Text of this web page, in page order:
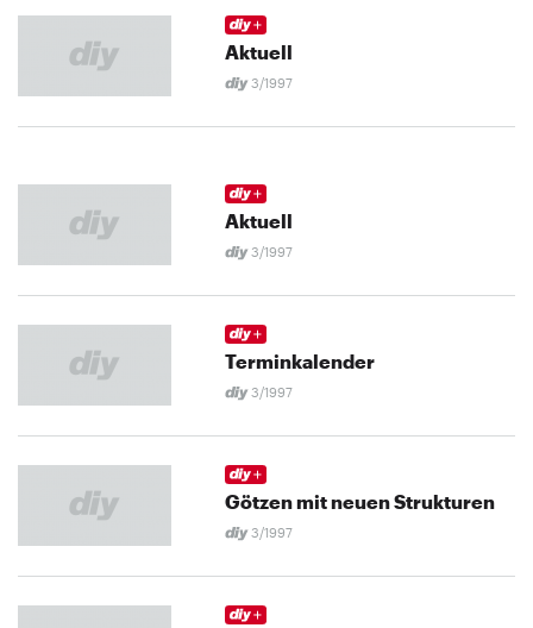
Aktuell
3/1997
Aktuell
3/1997
Terminkalender
3/1997
Götzen mit neuen Strukturen
3/1997